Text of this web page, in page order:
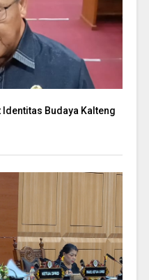
Budaya Kalteng